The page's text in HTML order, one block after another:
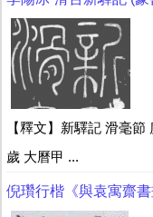
【釋文】新驛記 滑毫
歲 大曆甲 ...
倪瓚行楷《與袁寓齋